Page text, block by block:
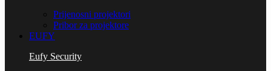
Prijenosni projektori
Pribor za projektore
EUFY
Eufy Security